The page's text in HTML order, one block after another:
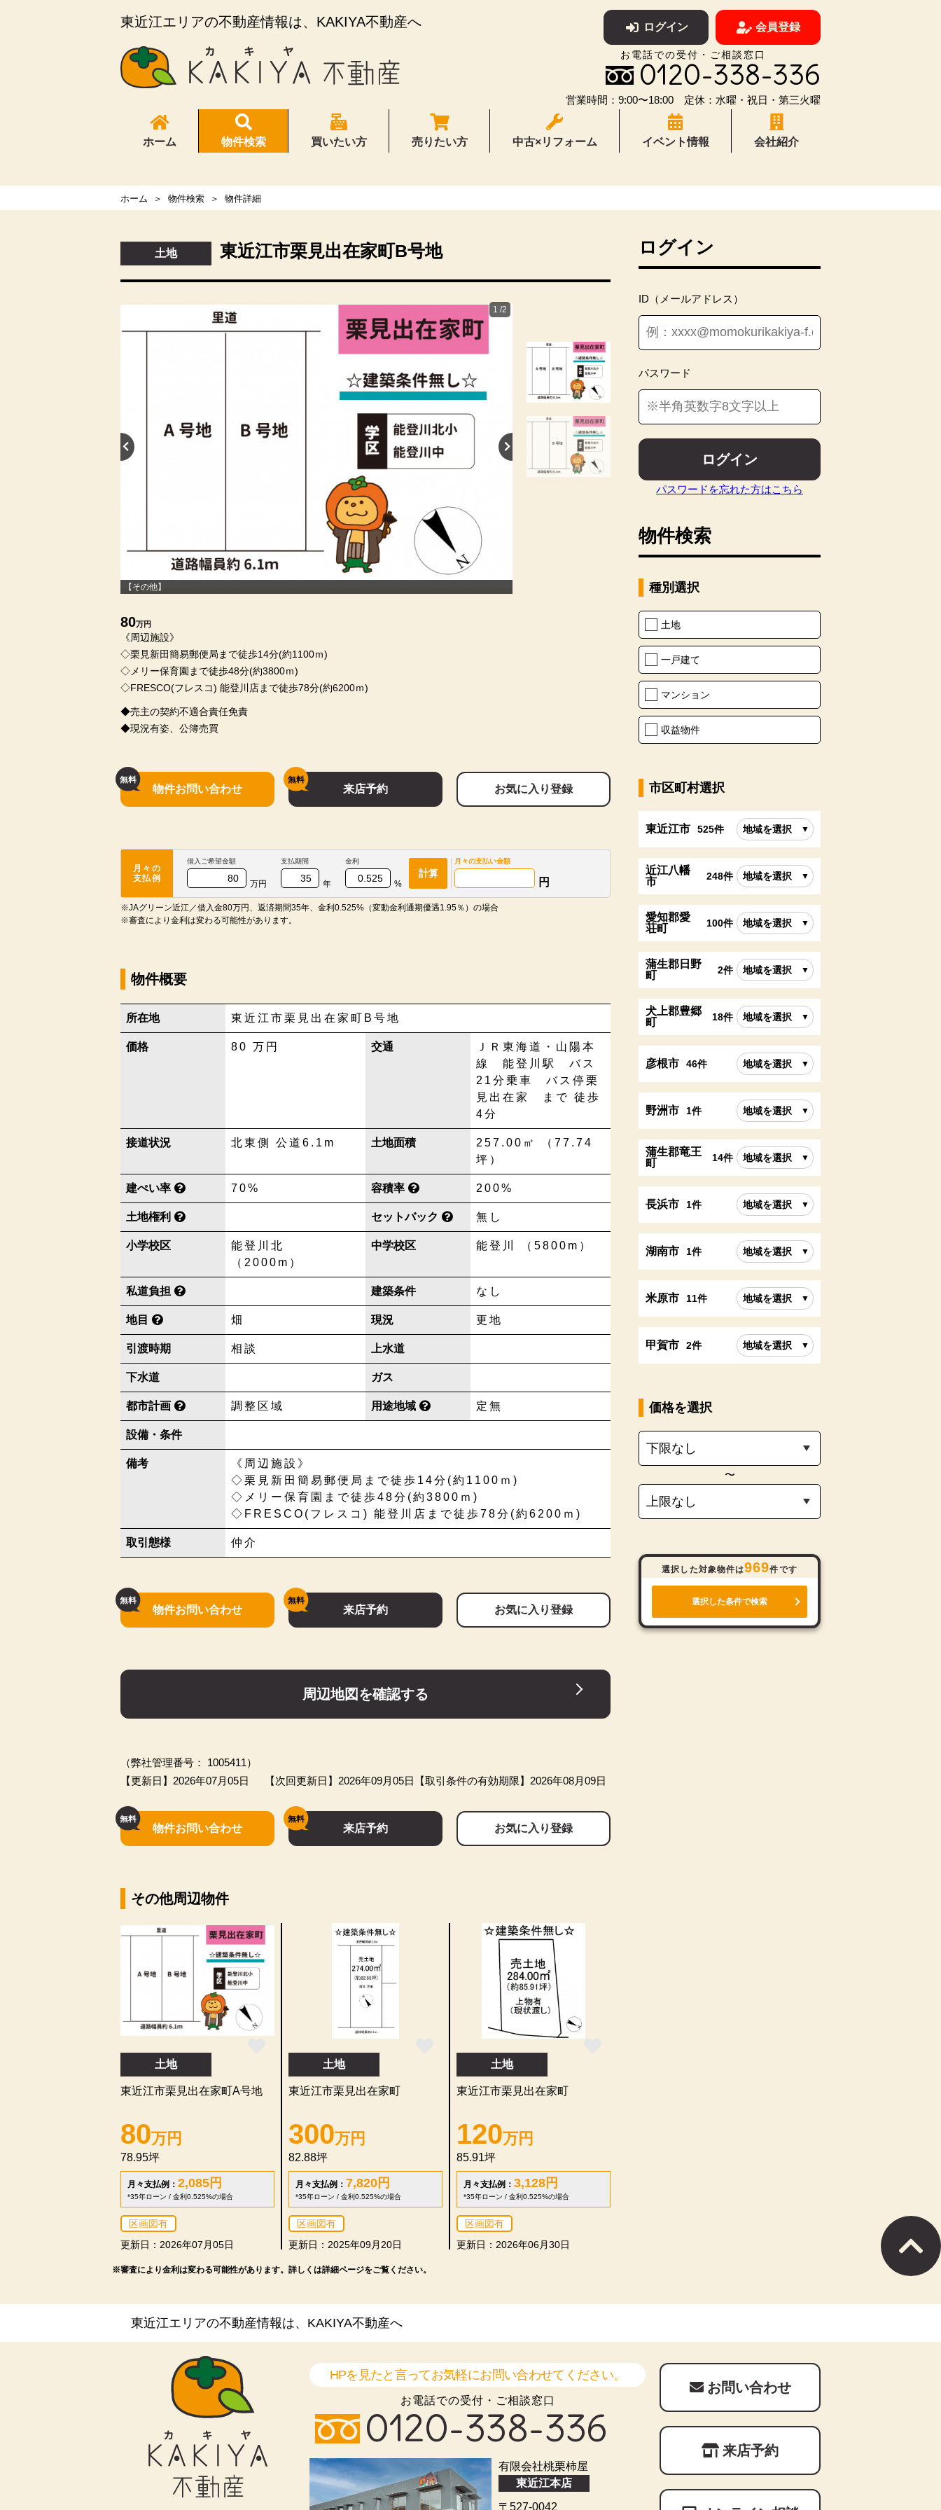
東近江エリアの不動産情報は、KAKIYA不動産へ 会員登録
ログイン
お電話での受付・ご相談窓口
0120-338-336
営業時間：9:00〜18:00 定休：水曜・祝日・第三火曜
ホーム 物件検索 買いたい方 売りたい方 中古×リフォーム イベント情報 会社紹介
ホーム 物件検索 物件詳細
土地 東近江市栗見出在家町B号地
1 /2
【その他】
80万円
《周辺施設》
◇栗見新田簡易郵便局まで徒歩14分(約1100ｍ)
◇メリー保育園まで徒歩48分(約3800ｍ)
◇FRESCO(フレスコ) 能登川店まで徒歩78分(約6200ｍ)
◆売主の契約不適合責任免責
◆現況有姿、公簿売買
物件お問い合わせ 来店予約 お気に入り登録
月々の
支払例
借入ご希望金額
万円
支払期間
年
金利
%
計算
月々の支払い金額
円
※JAグリーン近江／借入金80万円、返済期間35年、金利0.525%（変動金利通期優遇1.95％）の場合
※審査により金利は変わる可能性があります。
物件概要
所在地 東近江市栗見出在家町B号地
価格 80 万円 交通
ＪＲ東海道・山陽本
線 能登川駅 バス
21分乗車 バス停栗
見出在家 まで 徒歩
4分
接道状況 北東側 公道6.1m 土地面積
257.00㎡ （77.74
坪）
建ぺい率 70% 容積率 200%
土地権利 セットバック 無し
小学校区
能登川北
（2000m）
中学校区 能登川 （5800m）
私道負担 建築条件 なし
地目 畑 現況 更地
引渡時期 相談 上水道
下水道 ガス
都市計画 調整区域 用途地域 定無
設備・条件
備考
《周辺施設》
◇栗見新田簡易郵便局まで徒歩14分(約1100ｍ)
◇メリー保育園まで徒歩48分(約3800ｍ)
◇FRESCO(フレスコ) 能登川店まで徒歩78分(約6200ｍ)
取引態様 仲介
物件お問い合わせ 来店予約 お気に入り登録
周辺地図を確認する
（弊社管理番号： 1005411）
【更新日】2026年07月05日
【次回更新日】2026年09月05日 【取引条件の有効期限】2026年08月09日
物件お問い合わせ 来店予約 お気に入り登録
その他周辺物件
土地
東近江市栗見出在家町A号地
80万円
78.95坪
月々支払例： 2,085 円
*35年ローン / 金利0.525%の場合
区画図有
更新日：2026年07月05日
土地
東近江市栗見出在家町
300万円
82.88坪
月々支払例： 7,820 円
*35年ローン / 金利0.525%の場合
区画図有
更新日：2025年09月20日
土地
東近江市栗見出在家町
120万円
85.91坪
月々支払例： 3,128 円
*35年ローン / 金利0.525%の場合
区画図有
更新日：2026年06月30日
※審査により金利は変わる可能性があります。 詳しくは詳細ページをご覧ください。
ログイン
ID（メールアドレス）
パスワード
ログイン
パスワードを忘れた方はこちら
物件検索
種別選択
土地
一戸建て
マンション
収益物件
市区町村選択
東近江市 525件 地域を選択
近江八幡
市
248件 地域を選択
愛知郡愛
荘町
100件 地域を選択
蒲生郡日野
町
2件 地域を選択
犬上郡豊郷
町
18件 地域を選択
彦根市 46件 地域を選択
野洲市 1件 地域を選択
蒲生郡竜王
町
14件 地域を選択
長浜市 1件 地域を選択
湖南市 1件 地域を選択
米原市 11件 地域を選択
甲賀市 2件 地域を選択
価格を選択
〜
選択した対象物件は969件です
選択した条件で検索
東近江エリアの不動産情報は、KAKIYA不動産へ
HPを見たと言ってお気軽にお問い合わせてください。
お電話での受付・ご相談窓口
0120-338-336
有限会社桃栗柿屋
東近江本店
〒527-0042
お問い合わせ
来店予約